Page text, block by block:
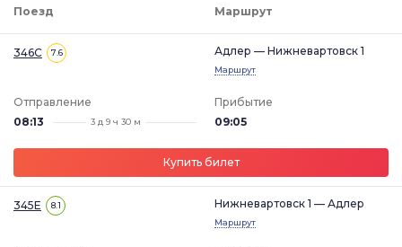
Поезд Маршрут
346С 7.6 Адлер — Нижневартовск 1
Маршрут
Отправление
08:13
3 д 9 ч 30 м
Прибытие
09:05
Купить билет
345Е 8.1 Нижневартовск 1 — Адлер
Маршрут